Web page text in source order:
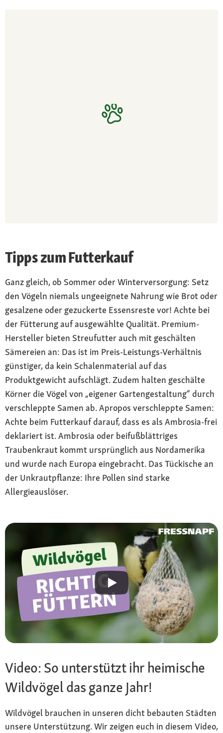
Tipps zum Futterkauf
Ganz gleich, ob Sommer oder Winterversorgung: Setz
den Vögeln niemals ungeeignete Nahrung wie Brot oder
gesalzene oder gezuckerte Essensreste vor! Achte bei
der Fütterung auf ausgewählte Qualität. Premium-
Hersteller bieten Streufutter auch mit geschälten
Sämereien an: Das ist im Preis-Leistungs-Verhältnis
günstiger, da kein Schalenmaterial auf das
Produktgewicht aufschlägt. Zudem halten geschälte
Körner die Vögel von „eigener Gartengestaltung“ durch
verschleppte Samen ab. Apropos verschleppte Samen:
Achte beim Futterkauf darauf, dass es als Ambrosia-frei
deklariert ist. Ambrosia oder beifußblättriges
Traubenkraut kommt ursprünglich aus Nordamerika
und wurde nach Europa eingebracht. Das Tückische an
der Unkrautpflanze: Ihre Pollen sind starke
Allergieauslöser.
Video: So unterstützt ihr heimische
Wildvögel das ganze Jahr!
Wildvögel brauchen in unseren dicht bebauten Städten
unsere Unterstützung. Wir zeigen euch in diesem Video,